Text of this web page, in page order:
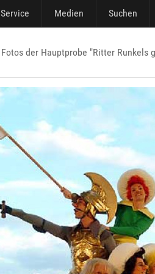
Service Medien Suchen
Fotos der Hauptprobe "Ritter Runkels